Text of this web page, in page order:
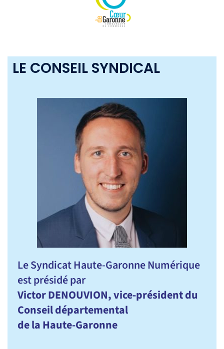
LE CONSEIL SYNDICAL
Le Syndicat Haute-Garonne Numérique
est présidé par
Victor DENOUVION, vice-président du
Conseil départemental
de la Haute-Garonne